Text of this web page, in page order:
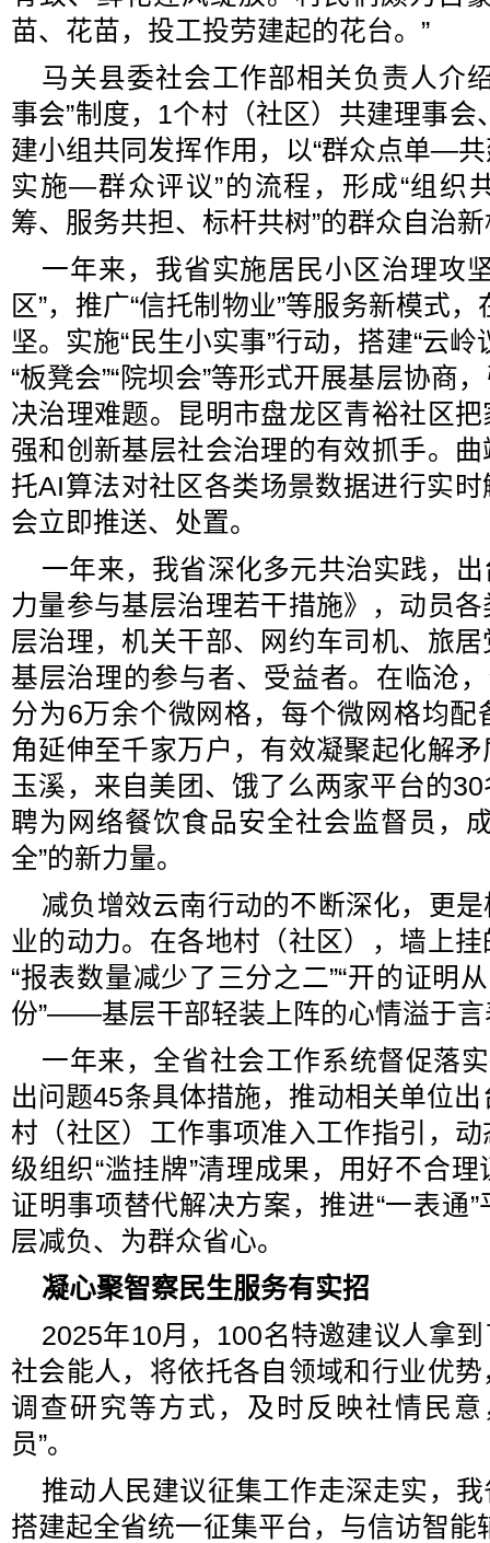
苗、花苗，投工投劳建起的花台。”
马关县委社会工作部相关负责人介
事会”制度，1个村（社区）共建理事
建小组共同发挥作用，以“群众点单—
实施—群众评议”的流程，形成“组织
筹、服务共担、标杆共树”的群众自治
一年来，我省实施居民小区治理攻
区”，推广“信托制物业”等服务新模式
坚。实施“民生小实事”行动，搭建“云
“板凳会”“院坝会”等形式开展基层协商
决治理难题。昆明市盘龙区青裕社区
强和创新基层社会治理的有效抓手。
托AI算法对社区各类场景数据进行实
会立即推送、处置。
一年来，我省深化多元共治实践，
力量参与基层治理若干措施》，动员
层治理，机关干部、网约车司机、旅
基层治理的参与者、受益者。在临沧
分为6万余个微网格，每个微网格均
角延伸至千家万户，有效凝聚起化解
玉溪，来自美团、饿了么两家平台的
聘为网络餐饮食品安全社会监督员，
全”的新力量。
减负增效云南行动的不断深化，更
业的动力。在各地村（社区），墙上
“报表数量减少了三分之二”“开的证明
份”——基层干部轻装上阵的心情溢于言
一年来，全省社会工作系统督促落
出问题45条具体措施，推动相关单位
村（社区）工作事项准入工作指引，
级组织“滥挂牌”清理成果，用好不合
证明事项替代解决方案，推进“一表通
层减负、为群众省心。
凝心聚智察民生服务有实招
2025年10月，100名特邀建议人拿
社会能人，将依托各自领域和行业优
调查研究等方式，及时反映社情民
员”。
推动人民建议征集工作走深走实，
搭建起全省统一征集平台，与信访智能